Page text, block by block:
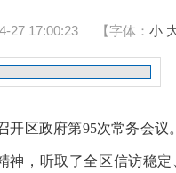
27 17:00:23 【字体： 小
开区政府第95次常务会议
，听取了全区信访稳